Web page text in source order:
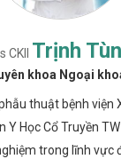
CKII Trịnh
khoa Ngoại
thuật bệnh viện
Y Học Cổ Truyền TW
trong lĩnh vực